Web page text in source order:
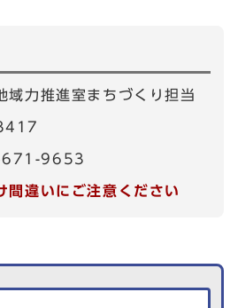
域力推進室まちづくり担当
9653
間違いにご注意ください